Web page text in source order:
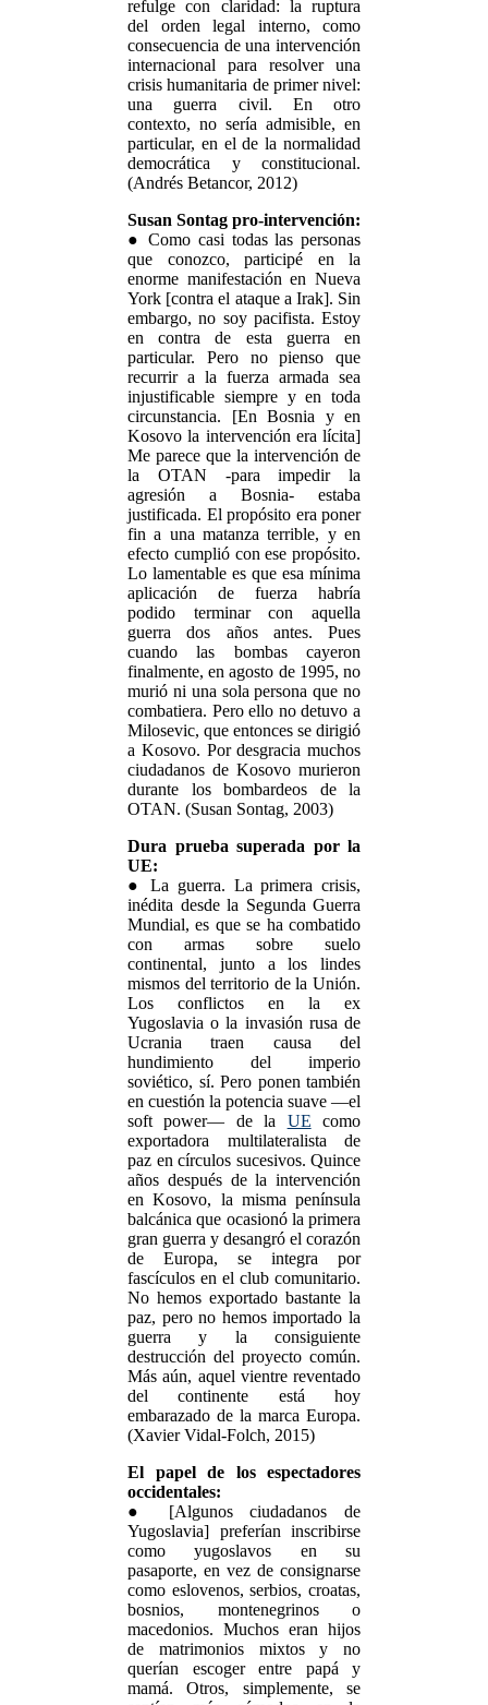
refulge con claridad: la ruptura
del orden legal interno, como
consecuencia de una intervención
internacional para resolver una
crisis humanitaria de primer nivel:
una guerra civil. En otro
contexto, no sería admisible, en
particular, en el de la normalidad
democrática y constitucional.
(Andrés Betancor, 2012)
Susan Sontag pro-intervención:
● Como casi todas las personas
que conozco, participé en la
enorme manifestación en Nueva
York [contra el ataque a Irak]. Sin
embargo, no soy pacifista. Estoy
en contra de esta guerra en
particular. Pero no pienso que
recurrir a la fuerza armada sea
injustificable siempre y en toda
circunstancia. [En Bosnia y en
Kosovo la intervención era lícita]
Me parece que la intervención de
la OTAN -para impedir la
agresión a Bosnia- estaba
justificada. El propósito era poner
fin a una matanza terrible, y en
efecto cumplió con ese propósito.
Lo lamentable es que esa mínima
aplicación de fuerza habría
podido terminar con aquella
guerra dos años antes. Pues
cuando las bombas cayeron
finalmente, en agosto de 1995, no
murió ni una sola persona que no
combatiera. Pero ello no detuvo a
Milosevic, que entonces se dirigió
a Kosovo. Por desgracia muchos
ciudadanos de Kosovo murieron
durante los bombardeos de la
OTAN. (Susan Sontag, 2003)
Dura prueba superada por la
UE:
● La guerra. La primera crisis,
inédita desde la Segunda Guerra
Mundial, es que se ha combatido
con armas sobre suelo
continental, junto a los lindes
mismos del territorio de la Unión.
Los conflictos en la ex
Yugoslavia o la invasión rusa de
Ucrania traen causa del
hundimiento del imperio
soviético, sí. Pero ponen también
en cuestión la potencia suave —el
soft power— de la UE como
exportadora multilateralista de
paz en círculos sucesivos. Quince
años después de la intervención
en Kosovo, la misma península
balcánica que ocasionó la primera
gran guerra y desangró el corazón
de Europa, se integra por
fascículos en el club comunitario.
No hemos exportado bastante la
paz, pero no hemos importado la
guerra y la consiguiente
destrucción del proyecto común.
Más aún, aquel vientre reventado
del continente está hoy
embarazado de la marca Europa.
(Xavier Vidal-Folch, 2015)
El papel de los espectadores
occidentales:
● [Algunos ciudadanos de
Yugoslavia] preferían inscribirse
como yugoslavos en su
pasaporte, en vez de consignarse
como eslovenos, serbios, croatas,
bosnios, montenegrinos o
macedonios. Muchos eran hijos
de matrimonios mixtos y no
querían escoger entre papá y
mamá. Otros, simplemente, se